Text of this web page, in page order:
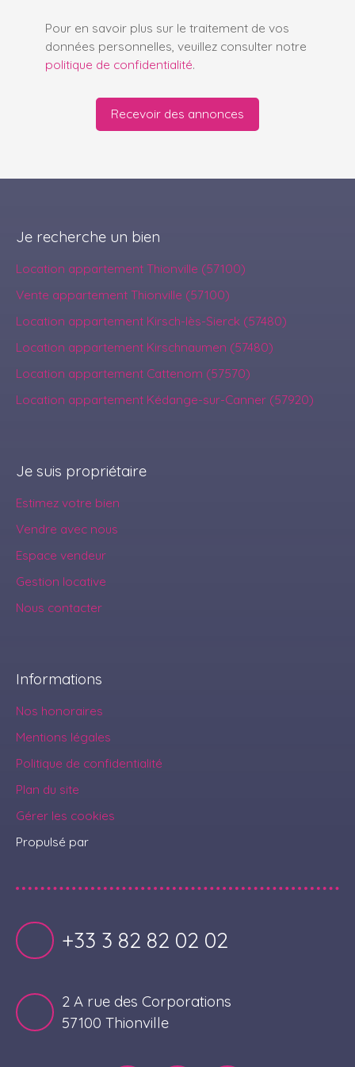
Pour en savoir plus sur le traitement de vos
données personnelles, veuillez consulter notre
politique de confidentialité.
Recevoir des annonces
Je recherche un bien
Location appartement Thionville (57100)
Vente appartement Thionville (57100)
Location appartement Kirsch-lès-Sierck (57480)
Location appartement Kirschnaumen (57480)
Location appartement Cattenom (57570)
Location appartement Kédange-sur-Canner (57920)
Je suis propriétaire
Estimez votre bien
Vendre avec nous
Espace vendeur
Gestion locative
Nous contacter
Informations
Nos honoraires
Mentions légales
Politique de confidentialité
Plan du site
Gérer les cookies
Propulsé par
+33 3 82 82 02 02
2 A rue des Corporations
57100 Thionville